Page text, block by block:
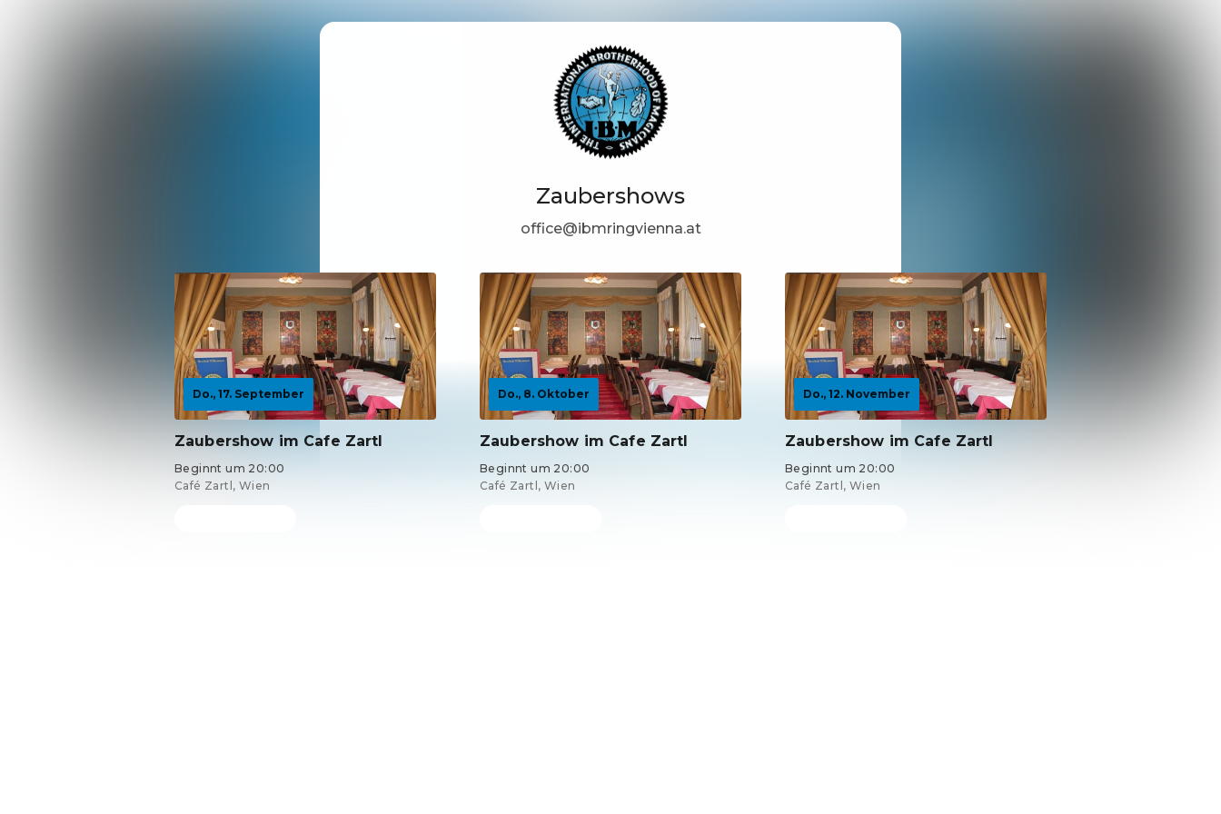
Zaubershows
office@ibmringvienna.at
Do., 17. September
Zaubershow im Cafe Zartl
Beginnt um 20:00
Café Zartl, Wien
Do., 8. Oktober
Zaubershow im Cafe Zartl
Beginnt um 20:00
Café Zartl, Wien
Do., 12. November
Zaubershow im Cafe Zartl
Beginnt um 20:00
Café Zartl, Wien